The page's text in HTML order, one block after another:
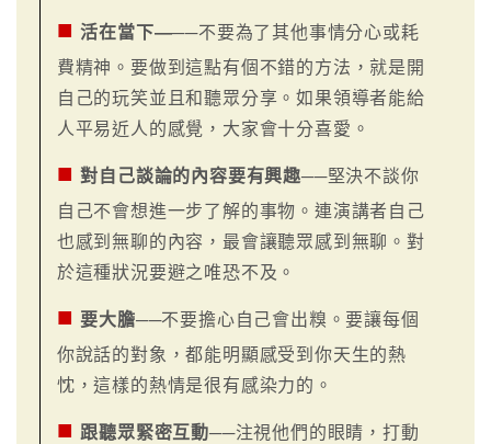
■ 活在當下—──不要為了其他事情分心或耗
費精神。要做到這點有個不錯的方法，就是開
自己的玩笑並且和聽眾分享。如果領導者能給
人平易近人的感覺，大家會十分喜愛。
■ 對自己談論的內容要有興趣──堅決不談你
自己不會想進一步了解的事物。連演講者自己
也感到無聊的內容，最會讓聽眾感到無聊。對
於這種狀況要避之唯恐不及。
■ 要大膽──不要擔心自己會出糗。要讓每個
你說話的對象，都能明顯感受到你天生的熱
忱，這樣的熱情是很有感染力的。
■ 跟聽眾緊密互動──注視他們的眼睛，打動